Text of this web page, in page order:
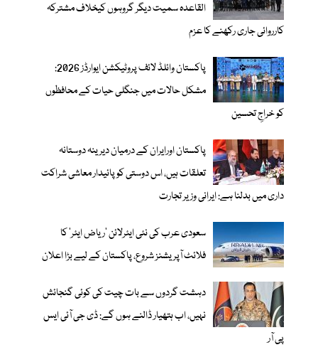
القاعدہ سمیت دیگر گروہوں کیخلاف مشترکہ
کارروائی جاری رکھنے کا عزم
پاکستان وائلڈ لائف پروٹیکشن ایوارڈز 2026:
مشکل حالات میں جنگلی حیات کے محافظوں
کو خراجِ تحسین
پاکستان اورایران کے درمیان دیرینہ دوستانہ
تعلقات ہیں، اس دوستی کوپائیدار معاشی شراکت
داری میں بدلنا ہے: ایرانی وزیر تجارت
سعودی عرب کی نئی ایئرلائن ‘ریاض ایئر’ کا
فلائٹ آپریشنز شروع، پاکستان کے لیے بڑا اعلان
دہشت گردوں سے بات چیت کی کوئی گنجائش
نہیں، اب ہتھیار ڈالنے ہوں گے: ڈی جی آئی ایس
پی آر